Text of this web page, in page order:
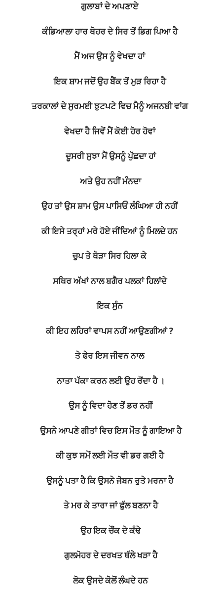
ਗੁਲਾਬਾਂ ਦੇ ਅਪਣਾਏ
ਕੰਡਿਆਲਾ ਹਾਰ ਥੋਹਰ ਦੇ ਸਿਰ ਤੋਂ ਡਿਗ ਪਿਆ ਹੈ
ਮੈਂ ਅਜ ਉਸ ਨੂੰ ਵੇਖਦਾ ਹਾਂ
ਇਕ ਸ਼ਾਮ ਜਦੋਂ ਉਹ ਬੈਂਕ ਤੋਂ ਮੁੜ ਰਿਹਾ ਹੈ
ਤਰਕਾਲਾਂ ਦੇ ਸੁਰਮਈ ਝੁਟਪਟੇ ਵਿਚ ਮੈਨੂੰ ਅਜਨਬੀ ਵਾਂਗ
ਵੇਖਦਾ ਹੈ ਜਿਵੇਂ ਮੈਂ ਕੋਈ ਹੋਰ ਹੋਵਾਂ
ਦੂਸਰੀ ਸੁਝਾ ਮੈਂ ਉਸਨੂੰ ਪੁੱਛਦਾ ਹਾਂ
ਅਤੇ ਉਹ ਨਹੀਂ ਮੰਨਦਾ
ਉਹ ਤਾਂ ਉਸ ਸ਼ਾਮ ਉਸ ਪਾਸਿਓਂ ਲੰਘਿਆ ਹੀ ਨਹੀਂ
ਕੀ ਇਸੇ ਤਰ੍ਹਾਂ ਮਰੇ ਹੋਏ ਜੀਂਦਿਆਂ ਨੂੰ ਮਿਲਦੇ ਹਨ
ਚੁਪ ਤੇ ਥੋੜਾ ਸਿਰ ਹਿਲਾ ਕੇ
ਸਥਿਰ ਅੱਖਾਂ ਨਾਲ ਬਗੈਰ ਪਲਕਾਂ ਹਿਲਾਂਦੇ
ਇਕ ਸੁੰਨ
ਕੀ ਇਹ ਲਹਿਰਾਂ ਵਾਪਸ ਨਹੀਂ ਆਉਣਗੀਆਂ ?
ਤੇ ਫੇਰ ਇਸ ਜੀਵਨ ਨਾਲ
ਨਾਤਾ ਪੱਕਾ ਕਰਨ ਲਈ ਉਹ ਰੋਂਦਾ ਹੈ ।
ਉਸ ਨੂੰ ਵਿਦਾ ਹੋਣ ਤੋਂ ਡਰ ਨਹੀਂ
ਉਸਨੇ ਆਪਣੇ ਗੀਤਾਂ ਵਿਚ ਇਸ ਮੌਤ ਨੂੰ ਗਾਇਆ ਹੈ
ਕੀ ਕੁਝ ਸਮੇਂ ਲਈ ਮੌਤ ਵੀ ਡਰ ਗਈ ਹੈ
ਉਸਨੂੰ ਪਤਾ ਹੈ ਕਿ ਉਸਨੇ ਜੋਬਨ ਰੁਤੇ ਮਰਨਾ ਹੈ
ਤੇ ਮਰ ਕੇ ਤਾਰਾ ਜਾਂ ਫੁੱਲ ਬਣਨਾ ਹੈ
ਉਹ ਇਕ ਚੌਂਕ ਦੇ ਕੰਢੇ
ਗੁਲਮੋਹਰ ਦੇ ਦਰਖਤ ਥੱਲੇ ਖੜਾ ਹੈ
ਲੋਕ ਉਸਦੇ ਕੋਲੋਂ ਲੰਘਦੇ ਹਨ